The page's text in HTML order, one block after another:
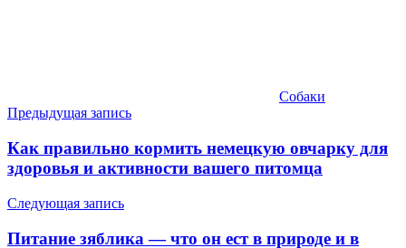
Собаки
Навигация
по
записям
Предыдущая запись
Как правильно кормить немецкую овчарку для
здоровья и активности вашего питомца
Следующая запись
Питание зяблика — что он ест в природе и в